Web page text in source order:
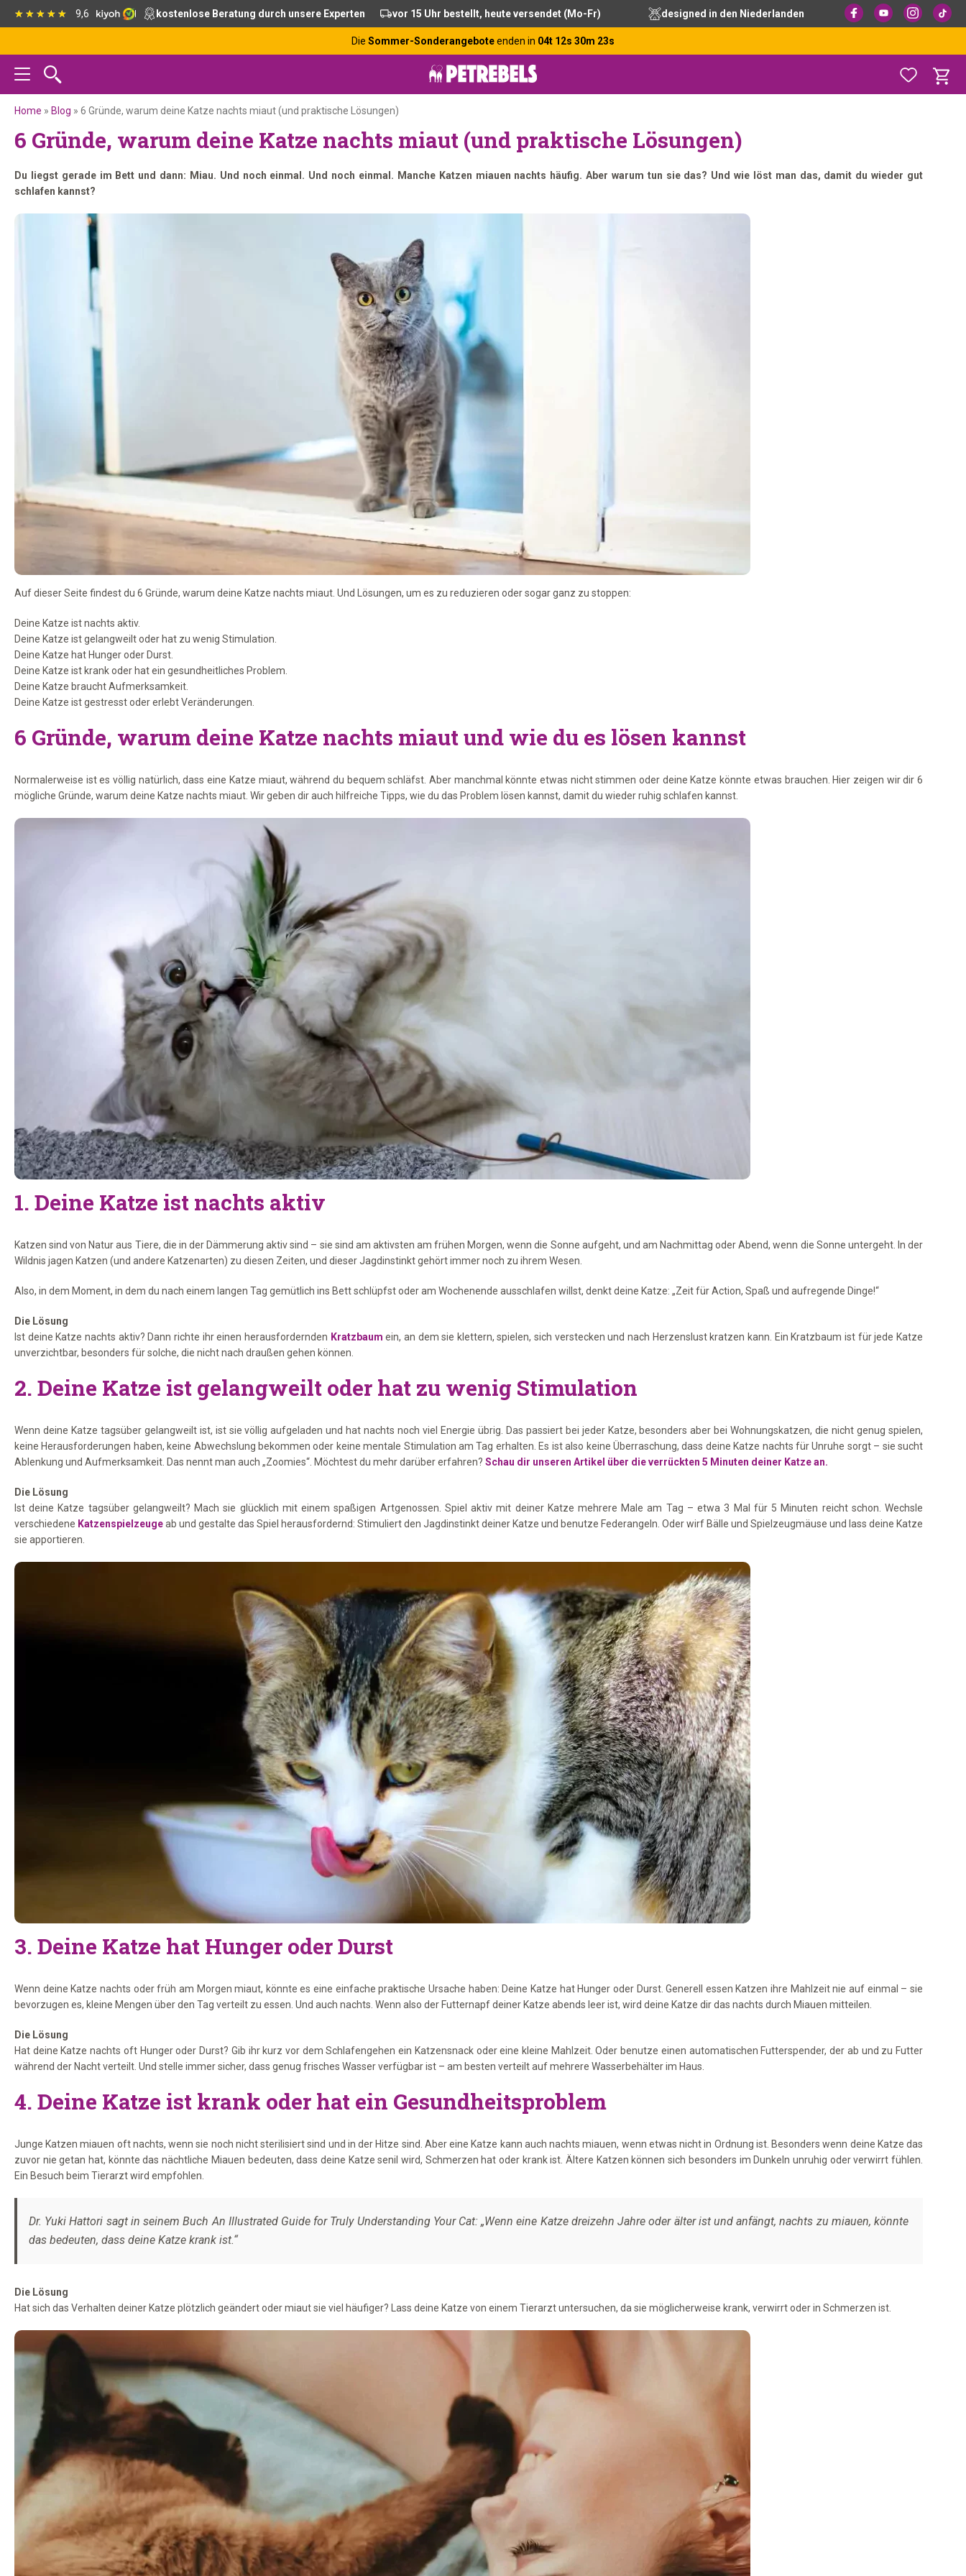
Skip
content
9,6 kostenlose Beratung durch unsere Experten vor 15 Uhr bestellt, heute versendet (Mo-Fr) designed in den Niederlanden
Die Sommer-Sonderangeboteenden in 04t 12s 30m 22s
Home » Blog » 6 Gründe, warum deine Katze nachts miaut (und praktische Lösungen)
6 Gründe, warum deine Katze nachts miaut (und praktische Lösungen)
Du liegst gerade im Bett und dann: Miau. Und noch einmal. Und noch einmal. Manche Katzen miauen nachts häufig. Aber warum tun sie das? Und wie löst man das, damit du wieder gut
schlafen kannst?
Auf dieser Seite findest du 6 Gründe, warum deine Katze nachts miaut. Und Lösungen, um es zu reduzieren oder sogar ganz zu stoppen:
Deine Katze ist nachts aktiv.
Deine Katze ist gelangweilt oder hat zu wenig Stimulation.
Deine Katze hat Hunger oder Durst.
Deine Katze ist krank oder hat ein gesundheitliches Problem.
Deine Katze braucht Aufmerksamkeit.
Deine Katze ist gestresst oder erlebt Veränderungen.
6 Gründe, warum deine Katze nachts miaut und wie du es lösen kannst
Normalerweise ist es völlig natürlich, dass eine Katze miaut, während du bequem schläfst. Aber manchmal könnte etwas nicht stimmen oder deine Katze könnte etwas brauchen. Hier zeigen wir dir 6
mögliche Gründe, warum deine Katze nachts miaut. Wir geben dir auch hilfreiche Tipps, wie du das Problem lösen kannst, damit du wieder ruhig schlafen kannst.
1. Deine Katze ist nachts aktiv
Katzen sind von Natur aus Tiere, die in der Dämmerung aktiv sind – sie sind am aktivsten am frühen Morgen, wenn die Sonne aufgeht, und am Nachmittag oder Abend, wenn die Sonne untergeht. In der
Wildnis jagen Katzen (und andere Katzenarten) zu diesen Zeiten, und dieser Jagdinstinkt gehört immer noch zu ihrem Wesen.
Also, in dem Moment, in dem du nach einem langen Tag gemütlich ins Bett schlüpfst oder am Wochenende ausschlafen willst, denkt deine Katze: „Zeit für Action, Spaß und aufregende Dinge!“
Die Lösung
Ist deine Katze nachts aktiv? Dann richte ihr einen herausfordernden Kratzbaum ein, an dem sie klettern, spielen, sich verstecken und nach Herzenslust kratzen kann. Ein Kratzbaum ist für jede Katze
unverzichtbar, besonders für solche, die nicht nach draußen gehen können.
2. Deine Katze ist gelangweilt oder hat zu wenig Stimulation
Wenn deine Katze tagsüber gelangweilt ist, ist sie völlig aufgeladen und hat nachts noch viel Energie übrig. Das passiert bei jeder Katze, besonders aber bei Wohnungskatzen, die nicht genug spielen,
keine Herausforderungen haben, keine Abwechslung bekommen oder keine mentale Stimulation am Tag erhalten. Es ist also keine Überraschung, dass deine Katze nachts für Unruhe sorgt – sie sucht
Ablenkung und Aufmerksamkeit. Das nennt man auch „Zoomies“. Möchtest du mehr darüber erfahren? Schau dir unseren Artikel über die verrückten 5 Minuten deiner Katze an.
Die Lösung
Ist deine Katze tagsüber gelangweilt? Mach sie glücklich mit einem spaßigen Artgenossen. Spiel aktiv mit deiner Katze mehrere Male am Tag – etwa 3 Mal für 5 Minuten reicht schon. Wechsle
verschiedene Katzenspielzeugeab und gestalte das Spiel herausfordernd: Stimuliert den Jagdinstinkt deiner Katze und benutze Federangeln. Oder wirf Bälle und Spielzeugmäuse und lass deine Katze
sie apportieren.
3. Deine Katze hat Hunger oder Durst
Wenn deine Katze nachts oder früh am Morgen miaut, könnte es eine einfache praktische Ursache haben: Deine Katze hat Hunger oder Durst. Generell essen Katzen ihre Mahlzeit nie auf einmal – sie
bevorzugen es, kleine Mengen über den Tag verteilt zu essen. Und auch nachts. Wenn also der Futternapf deiner Katze abends leer ist, wird deine Katze dir das nachts durch Miauen mitteilen.
Die Lösung
Hat deine Katze nachts oft Hunger oder Durst? Gib ihr kurz vor dem Schlafengehen ein Katzensnack oder eine kleine Mahlzeit. Oder benutze einen automatischen Futterspender, der ab und zu Futter
während der Nacht verteilt. Und stelle immer sicher, dass genug frisches Wasser verfügbar ist – am besten verteilt auf mehrere Wasserbehälter im Haus.
4. Deine Katze ist krank oder hat ein Gesundheitsproblem
Junge Katzen miauen oft nachts, wenn sie noch nicht sterilisiert sind und in der Hitze sind. Aber eine Katze kann auch nachts miauen, wenn etwas nicht in Ordnung ist. Besonders wenn deine Katze das
zuvor nie getan hat, könnte das nächtliche Miauen bedeuten, dass deine Katze senil wird, Schmerzen hat oder krank ist. Ältere Katzen können sich besonders im Dunkeln unruhig oder verwirrt fühlen.
Ein Besuch beim Tierarzt wird empfohlen.
Dr. Yuki Hattori sagt in seinem BuchAn Illustrated Guide for Truly Understanding Your Cat: „Wenn eine Katze dreizehn Jahre oder älter ist und anfängt, nachts zu miauen, könnte
das bedeuten, dass deine Katze krank ist.“
Die Lösung
Hat sich das Verhalten deiner Katze plötzlich geändert oder miaut sie viel häufiger? Lass deine Katze von einem Tierarzt untersuchen, da sie möglicherweise krank, verwirrt oder in Schmerzen ist.